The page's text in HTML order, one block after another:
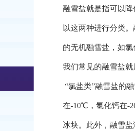
融雪盐就是指可以
以这两种进行分类
的无机融雪盐，如
我们常见的融雪盐
“氯盐类”融雪盐的
在-10℃，氯化钙在-
冰块。此外，融雪